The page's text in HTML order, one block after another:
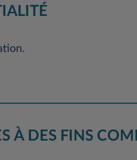
des données à
concernant l’ensemble de
Service Clientèle, 2/10
À DES FINS